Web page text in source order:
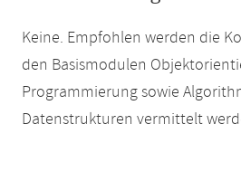
Keine. Empfohlen werden die
den Basismodulen
Programmierung sowie
Datenstrukturen vermittelt